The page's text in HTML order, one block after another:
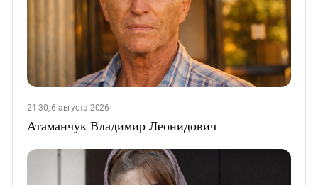
21:30, 6 августа 2026
Атаманчук Владимир Леонидович